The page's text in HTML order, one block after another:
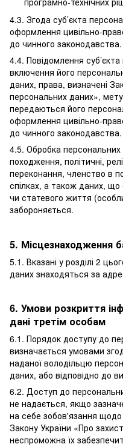
4.3. Згода суб’єкта
оформлення цивільно-
до чинного законодавства.
4.4. Повідомлення
включення його
даних, права, визначені
персональних даних»,
передаються його
оформлення цивільно-
до чинного законодавства.
4.5. Обробка
походження, політичні,
переконання, членство в
спілках, а також даних,
чи статевого життя
забороняється.
5. Місцезнаходження
5.1. Вказані у розділі 2
даних знаходяться за
6. Умови розкриття
дані третім особам
6.1. Порядок доступу до
визначається умовами
наданої володільцю
даних, або відповідно до
6.2. Доступ до
не надається, якщо
на себе зобов'язання
Закону України «Про
неспроможна їх